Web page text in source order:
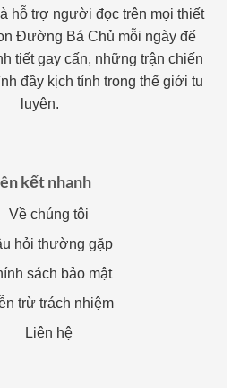
hỗ trợ người đọc trên mọi thiết
Đường Bá Chủ mỗi ngày để
tiết gay cấn, những trận chiến
đầy kịch tính trong thế giới tu
luyện.
kết nhanh
Về chúng tôi
hỏi thường gặp
sách bảo mật
trừ trách nhiệm
Liên hệ